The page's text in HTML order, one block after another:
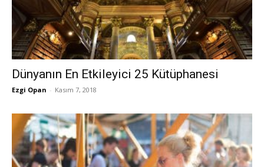
Dünyanın En Etkileyici 25 Kütüphanesi
Ezgi Opan - Kasım 7, 2018